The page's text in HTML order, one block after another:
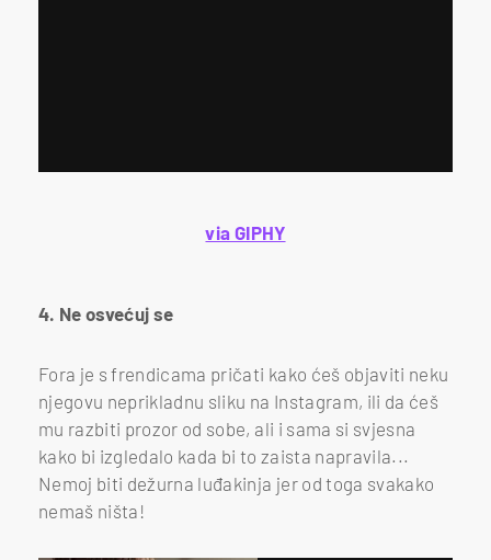
via GIPHY
4. Ne osvećuj se
Fora je s frendicama pričati kako ćeš objaviti neku
njegovu neprikladnu sliku na Instagram, ili da ćeš
mu razbiti prozor od sobe, ali i sama si svjesna
kako bi izgledalo kada bi to zaista napravila...
Nemoj biti dežurna luđakinja jer od toga svakako
nemaš ništa!